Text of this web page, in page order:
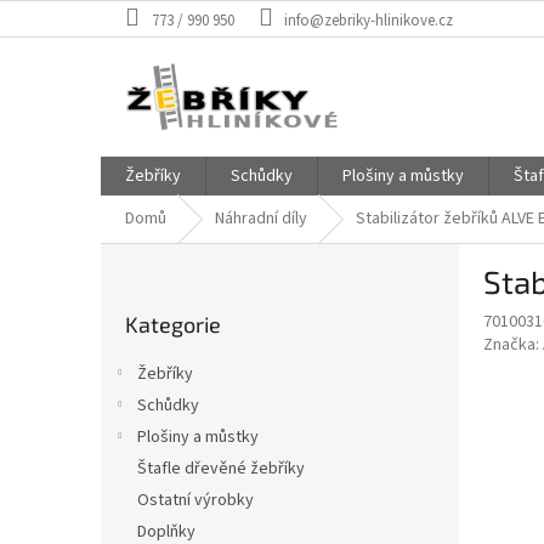
na
773 / 990 950 info@zebriky-hlinikove.cz
Žebříky Schůdky Plošiny a můstky
Domů
Náhradní díly Stabilizátor žebříků ALVE
kategorie
Kategorie
Žebříky
Schůdky
Plošiny a můstky
Štafle dřevěné žebříky
Ostatní výrobky
Doplňky
Značka: